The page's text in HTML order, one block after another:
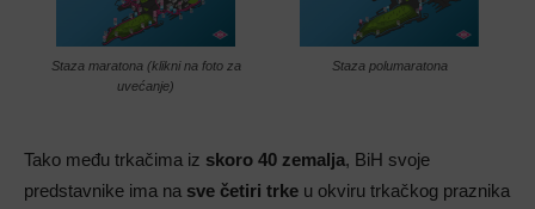
Staza maratona (klikni na foto za
uvećanje)
Staza polumaratona
Tako među trkačima iz skoro 40 zemalja, BiH svoje
predstavnike ima na sve četiri trke u okviru trkačkog praznika